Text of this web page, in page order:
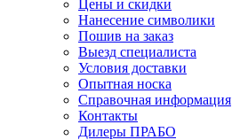
Цены и скидки
Нанесение символики
Пошив на заказ
Выезд специалиста
Условия доставки
Опытная носка
Справочная информация
Контакты
Дилеры ПРАБО